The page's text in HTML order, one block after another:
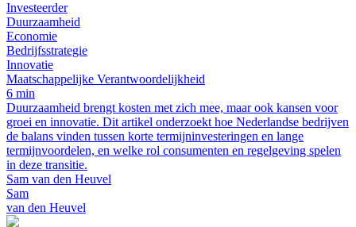
Investeerder
Duurzaamheid
Economie
Bedrijfsstrategie
Innovatie
Maatschappelijke Verantwoordelijkheid
6 min
Duurzaamheid brengt kosten met zich mee, maar ook kansen voor
groei en innovatie. Dit artikel onderzoekt hoe Nederlandse bedrijven
de balans vinden tussen korte termijninvesteringen en lange
termijnvoordelen, en welke rol consumenten en regelgeving spelen
in deze transitie.
Sam van den Heuvel
Sam
van den Heuvel